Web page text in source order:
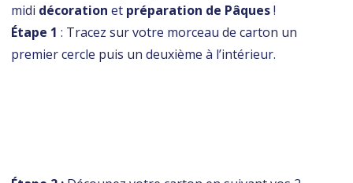
midi décoration et préparation de Pâques!
Étape 1 : Tracez sur votre morceau de carton un
premier cercle puis un deuxième à l’intérieur.